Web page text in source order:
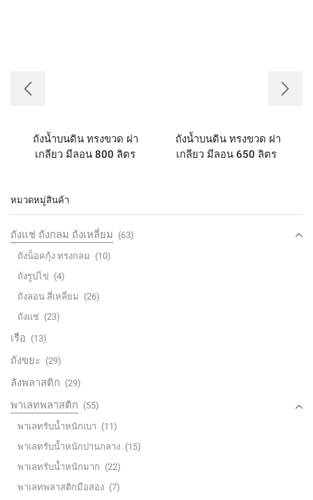
ถังน้ำบนดิน ทรงขวด ฝา
เกลียว มีลอน 800 ลิตร
ถังน้ำบนดิน ทรงขวด ฝา
เกลียว มีลอน 650 ลิตร
หมวดหมู่สินค้า
ถังแช่ ถังกลม ถังเหลี่ยม (63)
ถังน็อคกุ้ง ทรงกลม (10)
ถังรูปไข่ (4)
ถังลอน สี่เหลี่ยม (26)
ถังแช่ (23)
เรือ (13)
ถังขยะ (29)
ลังพลาสติก (29)
พาเลทพลาสติก (55)
พาเลทรับน้ำหนักเบา (11)
พาเลทรับน้ำหนักปานกลาง (15)
พาเลทรับน้ำหนักมาก (22)
พาเลทพลาสติกมือสอง (7)